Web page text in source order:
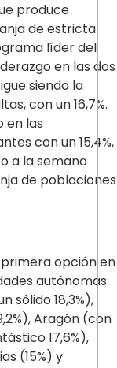
produce
de estricta
líder del
en las dos
siendo la
con un 16,7%.
en las
con un 15,4%,
a la semana
de poblaciones
opción en
autónomas:
sólido 18,3%),
Aragón (con
17,6%),
(15%) y